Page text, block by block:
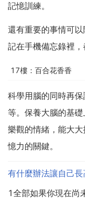
記憶訓練。
還有重要的事情可
記在手機備忘錄裡，
17樓：百合花香香
科學用腦的同時再
等。保養大腦的基
樂觀的情緒，能大
憶力的關鍵。
1全部如果你現在尚